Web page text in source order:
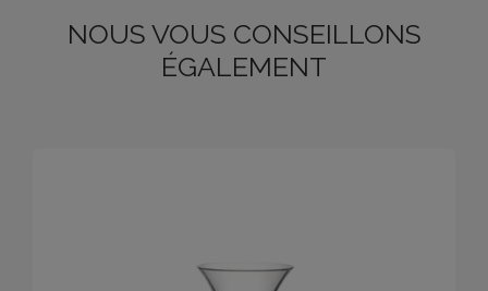
NOUS VOUS CONSEILLONS
ÉGALEMENT